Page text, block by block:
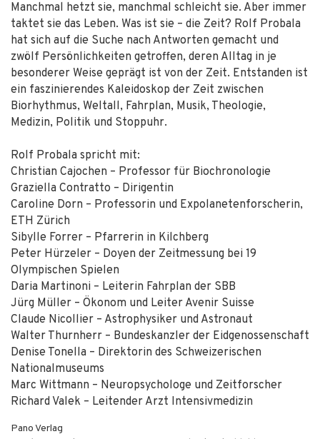
Manchmal hetzt sie, manchmal schleicht sie. Aber immer
taktet sie das Leben. Was ist sie – die Zeit? Rolf Probala
hat sich auf die Suche nach Antworten gemacht und
zwölf Persönlichkeiten getroffen, deren Alltag in je
besonderer Weise geprägt ist von der Zeit. Entstanden ist
ein faszinierendes Kaleidoskop der Zeit zwischen
Biorhythmus, Weltall, Fahrplan, Musik, Theologie,
Medizin, Politik und Stoppuhr.
Rolf Probala spricht mit:
Christian Cajochen – Professor für Biochronologie
Graziella Contratto – Dirigentin
Caroline Dorn – Professorin und Expolanetenforscherin,
ETH Zürich
Sibylle Forrer – Pfarrerin in Kilchberg
Peter Hürzeler – Doyen der Zeitmessung bei 19
Olympischen Spielen
Daria Martinoni – Leiterin Fahrplan der SBB
Jürg Müller – Ökonom und Leiter Avenir Suisse
Claude Nicollier – Astrophysiker und Astronaut
Walter Thurnherr – Bundeskanzler der Eidgenossenschaft
Denise Tonella – Direktorin des Schweizerischen
Nationalmuseums
Marc Wittmann – Neuropsychologe und Zeitforscher
Richard Valek – Leitender Arzt Intensivmedizin
Pano Verlag